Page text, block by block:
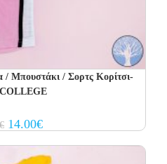
/ Μπουστάκι / Σορτς Κορίτσι-
€ Original
price
28.00€.
14.00€Current
price
14.00€.